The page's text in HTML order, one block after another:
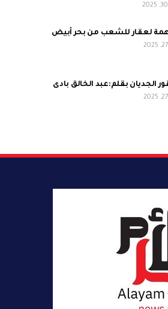
لعقار للشعب من بحر أبيض
الجديان بقلم:عبد الخالق بادى